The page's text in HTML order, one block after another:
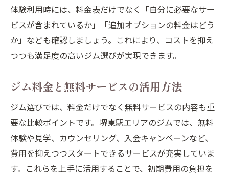
体験利用時には、料金表だけでなく「自分に必要なサー
ビスが含まれているか」「追加オプションの料金はどう
か」なども確認しましょう。これにより、コストを抑え
つつも満足度の高いジム選びが実現できます。
ジム料金と無料サービスの活用方法
ジム選びでは、料金だけでなく無料サービスの内容も重
要な比較ポイントです。堺東駅エリアのジムでは、無料
体験や見学、カウンセリング、入会キャンペーンなど、
費用を抑えつつスタートできるサービスが充実していま
す。これらを上手に活用することで、初期費用の負担を